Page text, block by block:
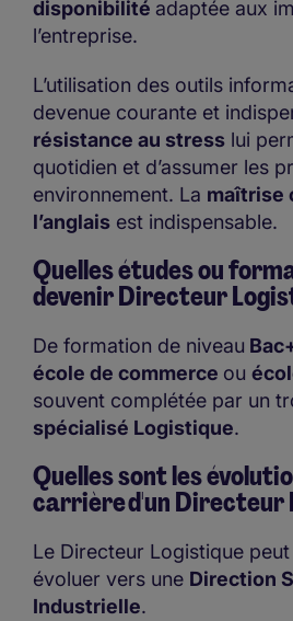
disponibilité adaptée aux
l’entreprise.
L’utilisation des outils
devenue courante et
résistance au stress lui
quotidien et d’assumer les
environnement. La maîtrise
l’anglais est indispensable.
Quelles études ou
devenir Directeur
De formation de niveau
école de commerce ou
souvent complétée par un
spécialisé Logistique.
Quelles sont les
carrière d'un Directeur
Le Directeur Logistique
évoluer vers une Direction
Industrielle.